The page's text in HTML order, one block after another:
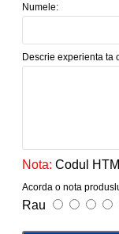
Numele:
Descrie experienta ta
Nota: Codul
Acorda o nota
Rau